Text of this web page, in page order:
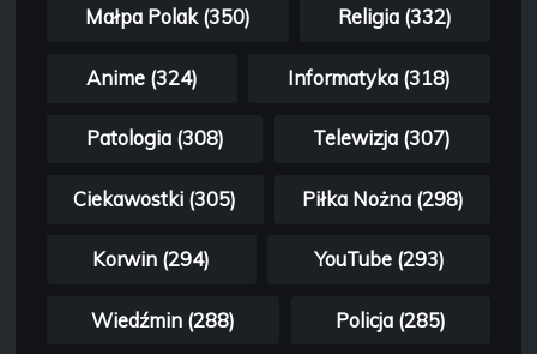
Małpa Polak (350) Religia (332)
Anime (324) Informatyka (318)
Patologia (308) Telewizja (307)
Ciekawostki (305) Piłka Nożna (298)
Korwin (294) YouTube (293)
Wiedźmin (288) Policja (285)